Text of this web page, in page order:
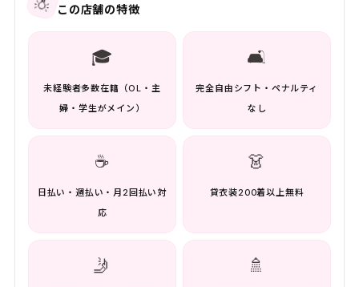
この店舗の特徴
🎓
未経験者多数在籍（OL・主
婦・学生がメイン）
🛋️
完全自由シフト・ペナルティ
なし
☕
日払い・週払い・月2回払い対
応
👗
貸衣装200着以上無料
🤳 🚿